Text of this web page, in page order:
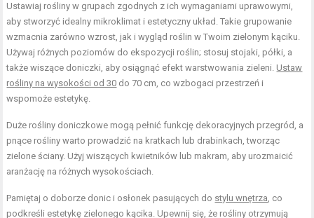
Ustawiaj rośliny w grupach zgodnych z ich wymaganiami uprawowymi,
aby stworzyć idealny mikroklimat i estetyczny układ. Takie grupowanie
wzmacnia zarówno wzrost, jak i wygląd roślin w Twoim zielonym kąciku.
Używaj różnych poziomów do ekspozycji roślin; stosuj stojaki, półki, a
także wiszące doniczki, aby osiągnąć efekt warstwowania zieleni. Ustaw
rośliny na wysokości od 30 do 70 cm, co wzbogaci przestrzeń i
wspomoże estetykę.
Duże rośliny doniczkowe mogą pełnić funkcję dekoracyjnych przegród, a
pnące rośliny warto prowadzić na kratkach lub drabinkach, tworząc
zielone ściany. Użyj wiszących kwietników lub makram, aby urozmaicić
aranżację na różnych wysokościach.
Pamiętaj o doborze donic i osłonek pasujących do stylu wnętrza, co
podkreśli estetykę zielonego kącika. Upewnij się, że rośliny otrzymują